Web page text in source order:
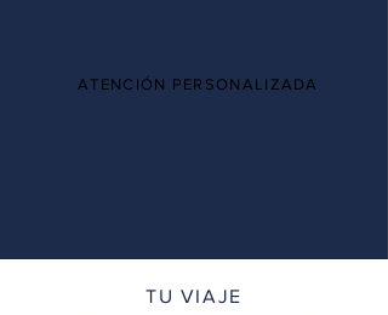
ATENCIÓN PERSONALIZADA
TU VIAJE